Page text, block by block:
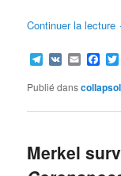
Continuer la lecture
Telegram
VK Email
Publié dans
Merkel